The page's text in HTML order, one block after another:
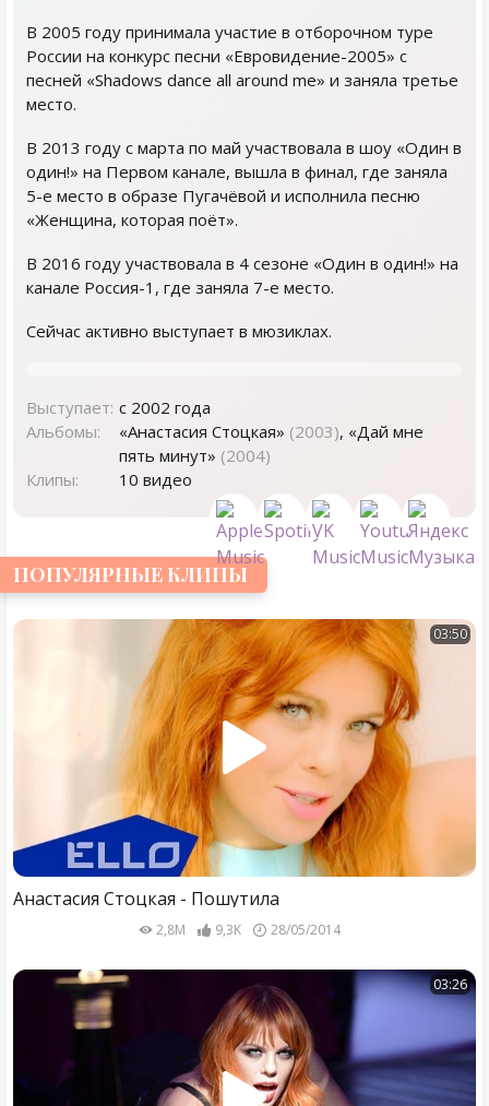
В 2005 году принимала участие в отборочном туре
России на конкурс песни «Евровидение-2005» с
песней «Shadows dance all around me» и заняла третье
место.
В 2013 году с марта по май участвовала в шоу «Один в
один!» на Первом канале, вышла в финал, где заняла
5-е место в образе Пугачёвой и исполнила песню
«Женщина, которая поёт».
В 2016 году участвовала в 4 сезоне «Один в один!» на
канале Россия-1, где заняла 7-е место.
Сейчас активно выступает в мюзиклах.
Выступает: с 2002 года
Альбомы:
«Анастасия Стоцкая» (2003), «Дай мне
пять минут» (2004)
Клипы:
10 видео
ПОПУЛЯРНЫЕ КЛИПЫ
03:50
Анастасия Стоцкая - Пошутила
2,8M 9,3K 28/05/2014
03:26